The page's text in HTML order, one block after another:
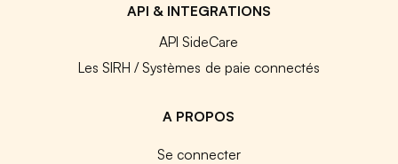
API & INTEGRATIONS
API SideCare
Les SIRH / Systèmes de paie connectés
A PROPOS
Se connecter